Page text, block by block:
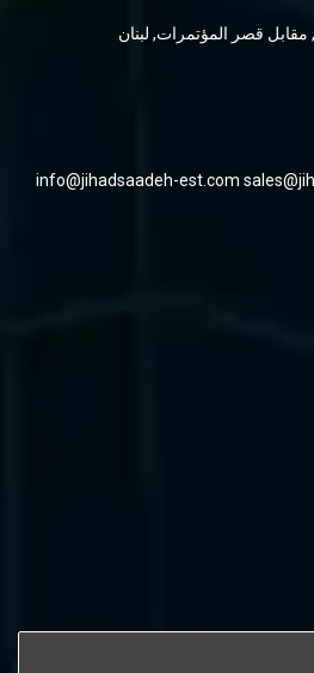
مقابل قصر المؤتمرات, لبنان
info@jihadsaadeh-est.com